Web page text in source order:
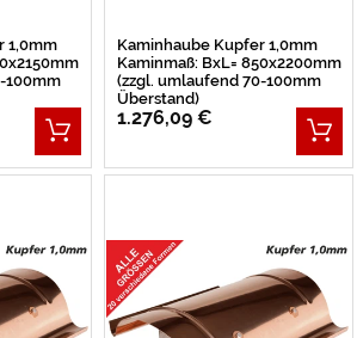
1,0mm
100mm
Kaminhaube Kupfer 1,0mm
Kaminmaß: BxL= 850x2200mm
(zzgl. umlaufend 70-100mm
Überstand)
1.276,09 €